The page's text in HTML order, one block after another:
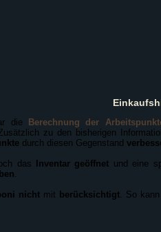
die Berechnung der
zu den bisherigen
durch diesen Gegenstand
das
Inventar geöffnet und eine
.
nicht mit berücksichtigt. So